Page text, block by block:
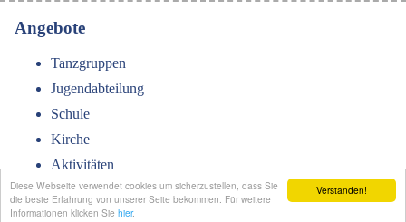
Verstanden!
Diese Webseite verwendet cookies um sicherzustellen, dass Sie
die beste Erfahrung von unserer Seite bekommen. Für weitere
Informationen klicken Sie hier.
Angebote
Tanzgruppen
Jugendabteilung
Schule
Kirche
Aktivitäten
© Copyright. All rights reserved.